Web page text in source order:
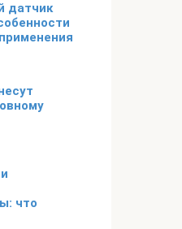
датчик
что